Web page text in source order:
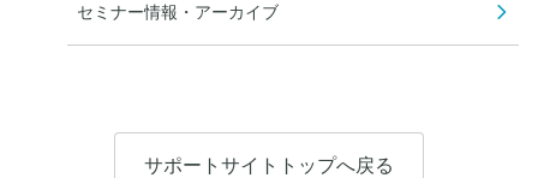
セミナー情報・アーカイブ
サポートサイトトップへ戻る